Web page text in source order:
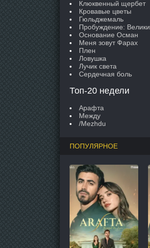
Клюквенный щербет
Кровавые цветы
Гюльджемаль
Пробуждение:
Основание Осман
Меня зовут Фарах
Плен
Ловушка
Лучик света
Сердечная боль
Топ-20 недели
Арафта
Между
/Mezhdu
ПОПУЛЯРНОЕ